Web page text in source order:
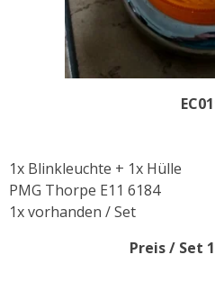
1x Blinkleuchte + 1x Hülle
PMG Thorpe E11 6184
1x vorhanden / Set
Preis / Set